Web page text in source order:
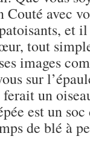
avec
et il
tout
images
sur
un
est un
de blé à